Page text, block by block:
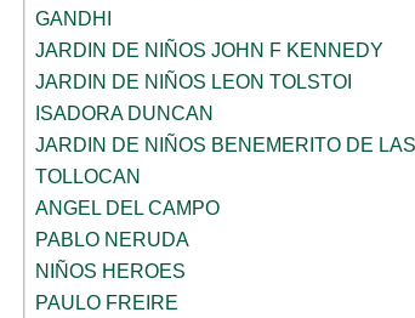
GANDHI
JARDIN DE NIÑOS JOHN F KENNEDY
JARDIN DE NIÑOS LEON TOLSTOI
ISADORA DUNCAN
JARDIN DE NIÑOS BENEMERITO DE
TOLLOCAN
ANGEL DEL CAMPO
PABLO NERUDA
NIÑOS HEROES
PAULO FREIRE